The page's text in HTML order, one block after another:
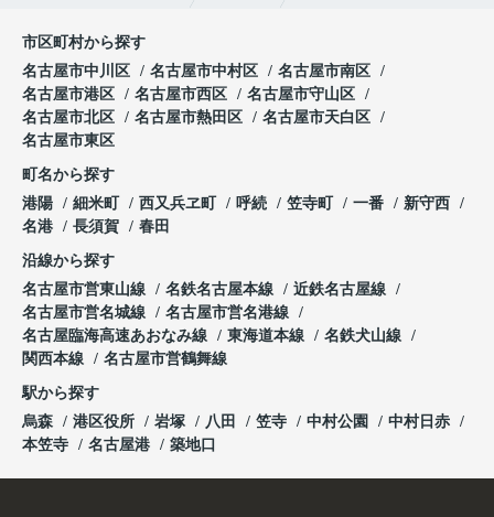
市区町村から探す
名古屋市中川区
名古屋市中村区
名古屋市南区
名古屋市港区
名古屋市西区
名古屋市守山区
名古屋市北区
名古屋市熱田区
名古屋市天白区
名古屋市東区
町名から探す
港陽
細米町 西又兵ヱ町 呼続 笠寺町 一番
新守西
名港
長須賀 春田
沿線から探す
名古屋市営東山線
名鉄名古屋本線
近鉄名古屋線
名古屋市営名城線
名古屋市営名港線
名古屋臨海高速あおなみ線
東海道本線
名鉄犬山線
関西本線
名古屋市営鶴舞線
駅から探す
烏森
港区役所 岩塚 八田 笠寺 中村公園
中村日赤
本笠寺
名古屋港 築地口